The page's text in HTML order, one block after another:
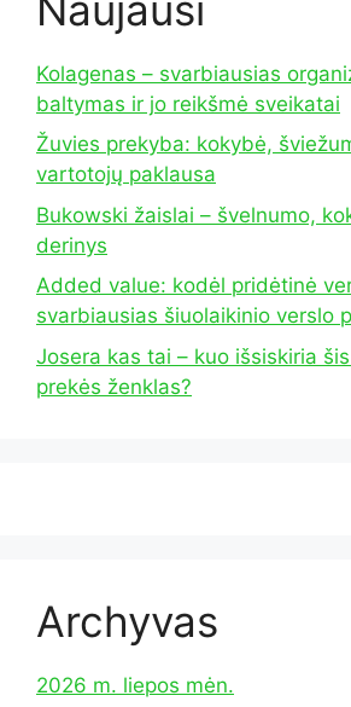
Kolagenas – svarbiausias
baltymas ir jo reikšmė sveikatai
Žuvies prekyba: kokybė,
vartotojų paklausa
Bukowski žaislai – švelnumo,
derinys
Added value: kodėl pridėtinė
svarbiausias šiuolaikinio verslo
Josera kas tai – kuo išsiskiria
prekės ženklas?
Archyvas
2026 m. liepos mėn.